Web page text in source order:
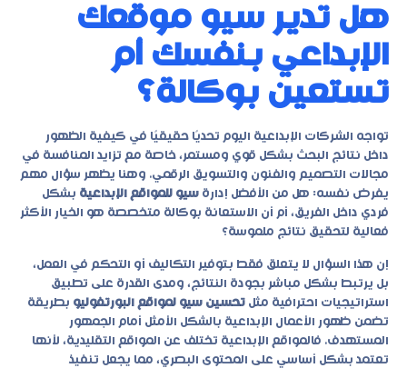
هل تدير سيو موقعك
الإبداعي بنفسك أم
تستعين بوكالة؟
تواجه الشركات الإبداعية اليوم تحديًا حقيقيًا في كيفية الظهور
داخل نتائج البحث بشكل قوي ومستمر، خاصة مع تزايد المنافسة في
مجالات التصميم والفنون والتسويق الرقمي. وهنا يظهر سؤال مهم
يفرض نفسه: هل من الأفضل إدارة سيو للمواقع الإبداعية بشكل
فردي داخل الفريق، أم أن الاستعانة بوكالة متخصصة هو الخيار الأكثر
فعالية لتحقيق نتائج ملموسة؟
إن هذا السؤال لا يتعلق فقط بتوفير التكاليف أو التحكم في العمل،
بل يرتبط بشكل مباشر بجودة النتائج، ومدى القدرة على تطبيق
استراتيجيات احترافية مثل تحسين سيو لمواقع البورتفوليو بطريقة
تضمن ظهور الأعمال الإبداعية بالشكل الأمثل أمام الجمهور
المستهدف. فالمواقع الإبداعية تختلف عن المواقع التقليدية، لأنها
تعتمد بشكل أساسي على المحتوى البصري، مما يجعل تنفيذ